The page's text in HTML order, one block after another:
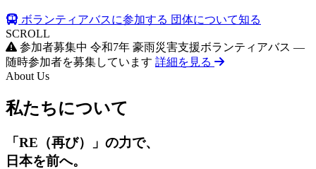
ボランティアバスに参加する 団体について知る
SCROLL
参加者募集中 令和7年 豪雨災害支援ボランティアバス —
随時参加者を募集しています 詳細を見る
About Us
私たちについて
「RE（再び）」の力で、
日本を前へ。